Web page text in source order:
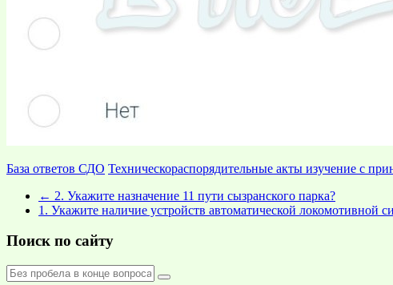
База ответов СДО Техническораспорядительные акты изучение с
← 2. Укажите назначение 11 пути сызранского парка?
1. Укажите наличие устройств автоматической локомотивной
Поиск по сайту